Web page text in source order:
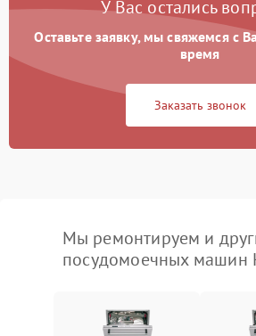
У Вас остались
Оставьте заявку, мы свяжемся с
время
Заказать звонок
Мы ремонтируем и
посудомоечных машин